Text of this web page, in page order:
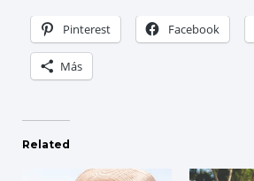
Pinterest Facebook
Más
Related